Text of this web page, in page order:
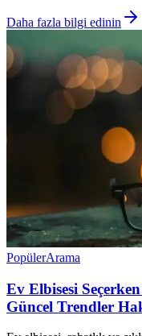
Daha fazla bilgi edinin
PopülerArama
Ev Elbisesi
Güncel Trendler